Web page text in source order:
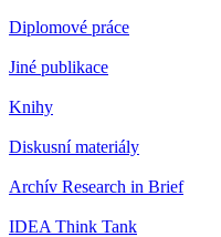
Diplomové práce
Jiné publikace
Knihy
Diskusní materiály
Archív Research in Brief
IDEA Think Tank